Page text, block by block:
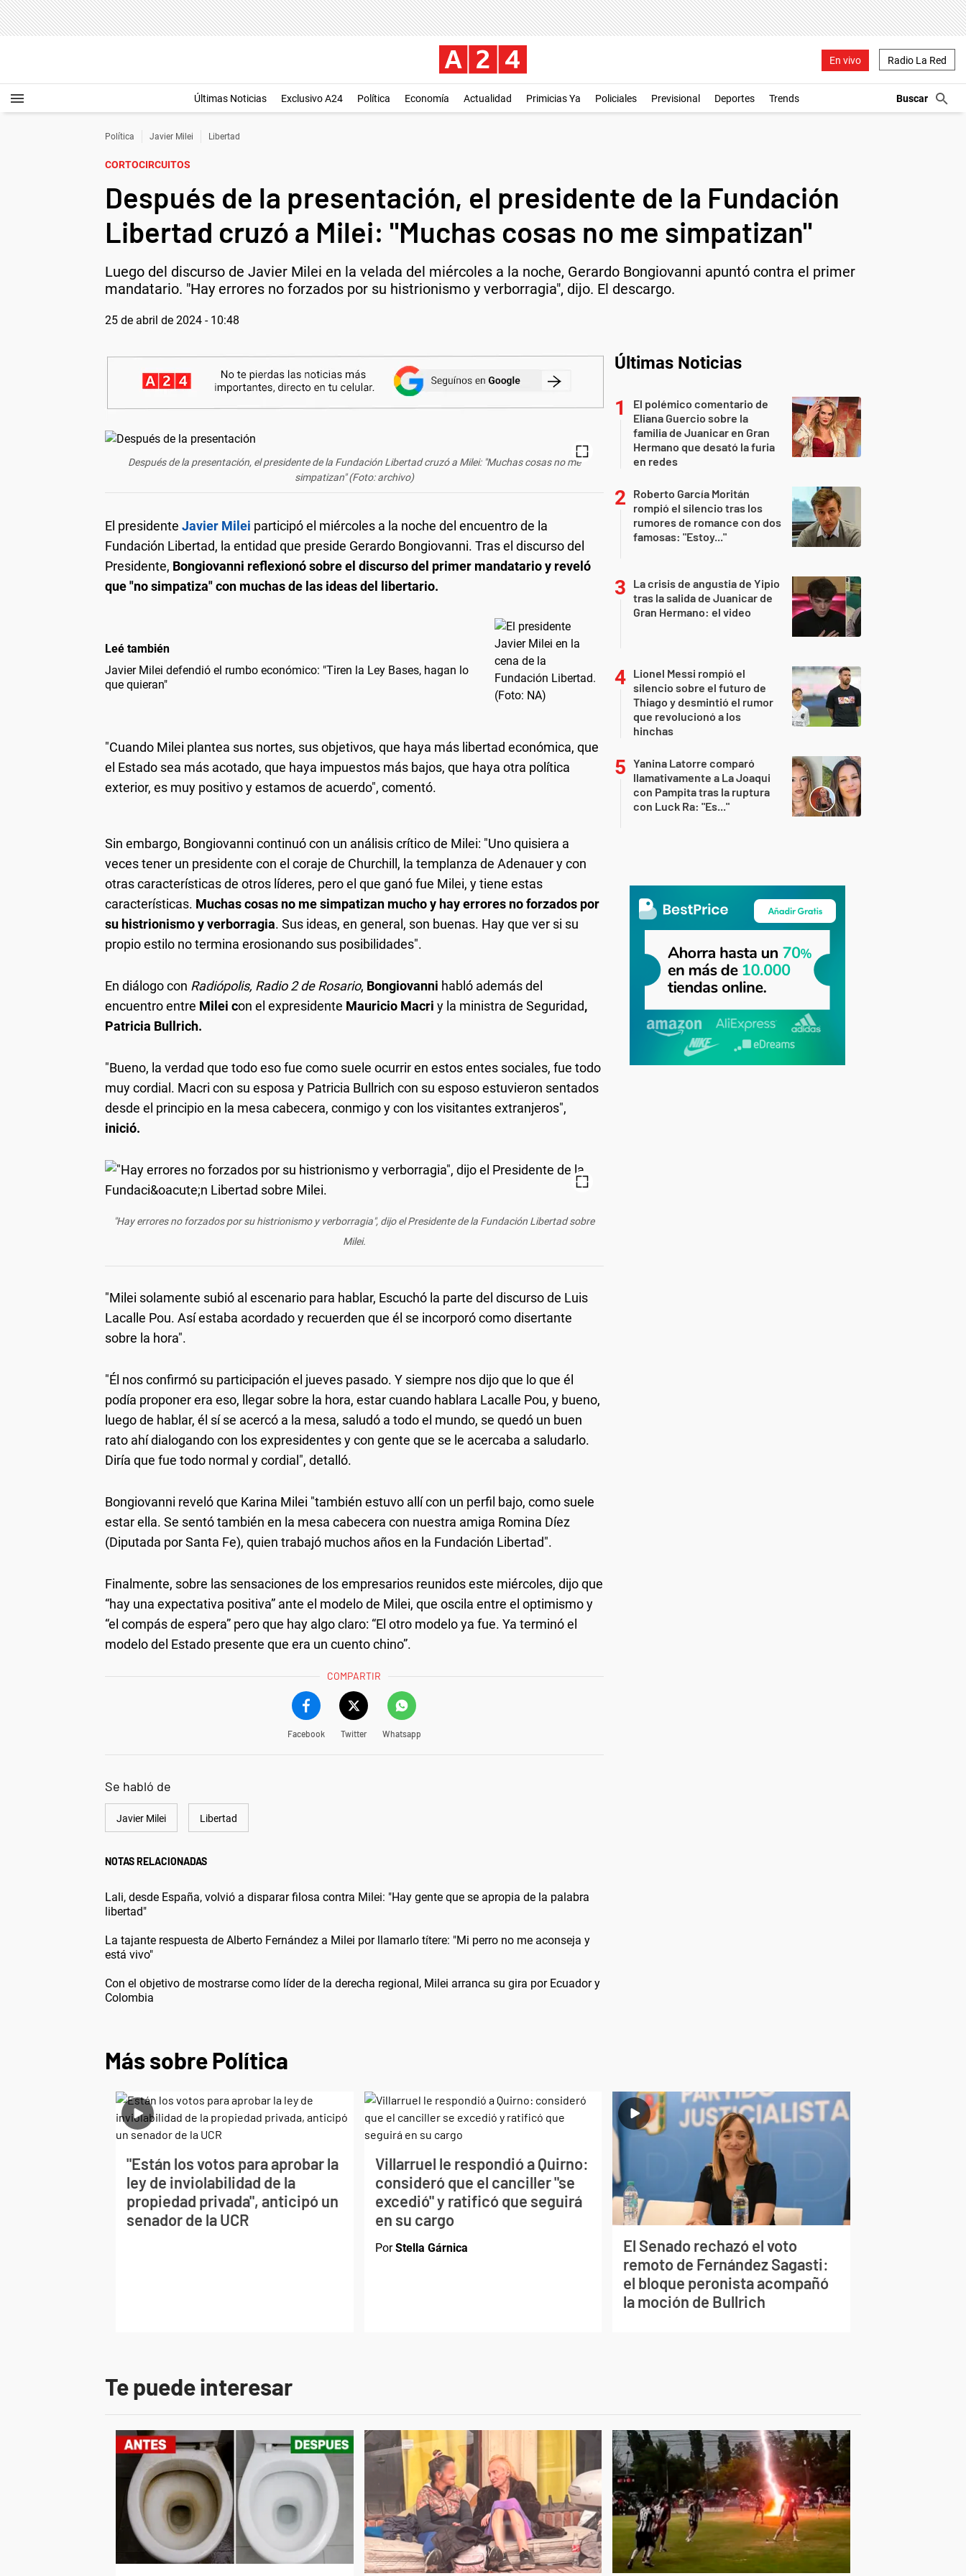
En vivo Radio La Red
Últimas Noticias Exclusivo A24 Política Economía Actualidad Primicias Ya Policiales Previsional Deportes Trends
Política Javier Milei Libertad
CORTOCIRCUITOS
Después de la presentación, el presidente de la Fundación
Libertad cruzó a Milei: "Muchas cosas no me simpatizan"
Luego del discurso de Javier Milei en la velada del miércoles a la noche, Gerardo Bongiovanni apuntó contra el primer
mandatario. "Hay errores no forzados por su histrionismo y verborragia", dijo. El descargo.
25 de abril de 2024 - 10:48
Después de la presentación, el presidente de la Fundación Libertad cruzó a Milei: "Muchas cosas no me
simpatizan" (Foto: archivo)
El presidente Javier Milei participó el miércoles a la noche del encuentro de la
Fundación Libertad, la entidad que preside Gerardo Bongiovanni. Tras el discurso del
Presidente, Bongiovanni reflexionó sobre el discurso del primer mandatario y reveló
que "no simpatiza" con muchas de las ideas del libertario.
Leé también
Javier Milei defendió el rumbo económico: "Tiren la Ley Bases, hagan lo
que quieran"
"Cuando Milei plantea sus nortes, sus objetivos, que haya más libertad económica, que
el Estado sea más acotado, que haya impuestos más bajos, que haya otra política
exterior, es muy positivo y estamos de acuerdo", comentó.
Sin embargo, Bongiovanni continuó con un análisis crítico de Milei: "Uno quisiera a
veces tener un presidente con el coraje de Churchill, la templanza de Adenauer y con
otras características de otros líderes, pero el que ganó fue Milei, y tiene estas
características. Muchas cosas no me simpatizan mucho y hay errores no forzados por
su histrionismo y verborragia. Sus ideas, en general, son buenas. Hay que ver si su
propio estilo no termina erosionando sus posibilidades".
En diálogo con Radiópolis, Radio 2 de Rosario, Bongiovanni habló además del
encuentro entre Milei con el expresidente Mauricio Macri y la ministra de Seguridad,
Patricia Bullrich.
"Bueno, la verdad que todo eso fue como suele ocurrir en estos entes sociales, fue todo
muy cordial. Macri con su esposa y Patricia Bullrich con su esposo estuvieron sentados
desde el principio en la mesa cabecera, conmigo y con los visitantes extranjeros",
inició.
"Hay errores no forzados por su histrionismo y verborragia", dijo el Presidente de la Fundación Libertad sobre
Milei.
"Milei solamente subió al escenario para hablar, Escuchó la parte del discurso de Luis
Lacalle Pou. Así estaba acordado y recuerden que él se incorporó como disertante
sobre la hora".
"Él nos confirmó su participación el jueves pasado. Y siempre nos dijo que lo que él
podía proponer era eso, llegar sobre la hora, estar cuando hablara Lacalle Pou, y bueno,
luego de hablar, él sí se acercó a la mesa, saludó a todo el mundo, se quedó un buen
rato ahí dialogando con los expresidentes y con gente que se le acercaba a saludarlo.
Diría que fue todo normal y cordial", detalló.
Bongiovanni reveló que Karina Milei "también estuvo allí con un perfil bajo, como suele
estar ella. Se sentó también en la mesa cabecera con nuestra amiga Romina Díez
(Diputada por Santa Fe), quien trabajó muchos años en la Fundación Libertad".
Finalmente, sobre las sensaciones de los empresarios reunidos este miércoles, dijo que
“hay una expectativa positiva” ante el modelo de Milei, que oscila entre el optimismo y
“el compás de espera” pero que hay algo claro: “El otro modelo ya fue. Ya terminó el
modelo del Estado presente que era un cuento chino”.
COMPARTIR
Facebook Twitter Whatsapp
Se habló de
Javier Milei Libertad
NOTAS RELACIONADAS
Lali, desde España, volvió a disparar filosa contra Milei: "Hay gente que se apropia de la palabra
libertad"
La tajante respuesta de Alberto Fernández a Milei por llamarlo títere: "Mi perro no me aconseja y
está vivo"
Con el objetivo de mostrarse como líder de la derecha regional, Milei arranca su gira por Ecuador y
Colombia
Últimas Noticias
El polémico comentario de
Eliana Guercio sobre la
familia de Juanicar en Gran
Hermano que desató la furia
en redes
Roberto García Moritán
rompió el silencio tras los
rumores de romance con dos
famosas: "Estoy..."
La crisis de angustia de Yipio
tras la salida de Juanicar de
Gran Hermano: el video
Lionel Messi rompió el
silencio sobre el futuro de
Thiago y desmintió el rumor
que revolucionó a los
hinchas
Yanina Latorre comparó
llamativamente a La Joaqui
con Pampita tras la ruptura
con Luck Ra: "Es..."
Más sobre Política
"Están los votos para aprobar la
ley de inviolabilidad de la
propiedad privada", anticipó un
senador de la UCR
Villarruel le respondió a Quirno:
consideró que el canciller "se
excedió" y ratificó que seguirá
en su cargo
PorStella Gárnica
El Senado rechazó el voto
remoto de Fernández Sagasti:
el bloque peronista acompañó
la moción de Bullrich
Te puede interesar